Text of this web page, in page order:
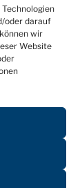
oder darauf
wir
Website
− 09119
| Mobil 0049